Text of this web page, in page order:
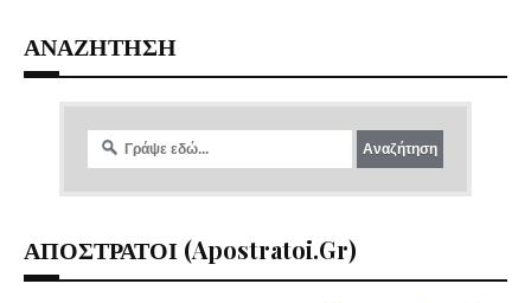
ΑΝΑΖΗΤΗΣΗ
ΑΠΟΣΤΡΑΤΟΙ (apostratoi.gr)